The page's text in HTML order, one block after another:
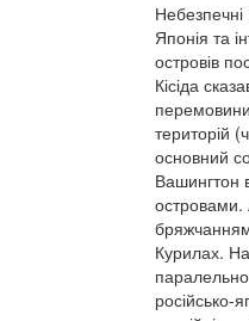
Японія та
островів
Кісіда
територій
основний
Вашингтон
островами.
Курилах.
російсько-